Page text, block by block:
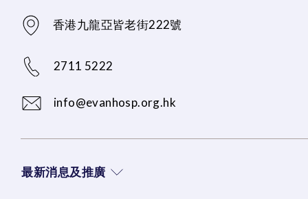
香港九龍亞皆老街222號
2711 5222
info@evanhosp.org.hk
最新消息及推廣